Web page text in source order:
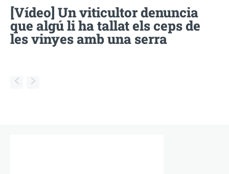
[Vídeo] Un viticultor denuncia
que algú li ha tallat els ceps de
les vinyes amb una serra